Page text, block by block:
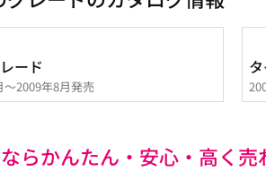
ード
～2009年8月発売
らかんたん・安心・高く売